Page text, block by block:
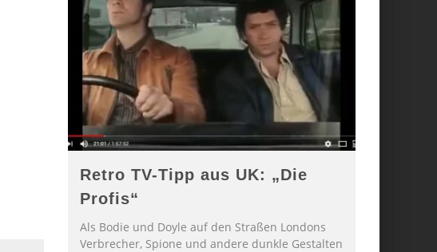
Retro TV-Tipp aus UK: „Die
Profis“
Als Bodie und Doyle auf den Straßen Londons
Verbrecher, Spione und andere dunkle Gestalten